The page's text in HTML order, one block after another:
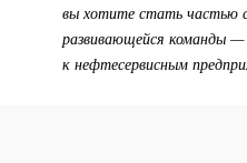
вы хотите стать частью
развивающейся команды —
к нефтесервисным